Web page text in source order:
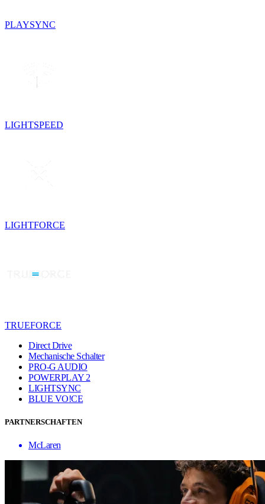
PLAYSYNC
LIGHTSPEED
LIGHTFORCE
TRUEFORCE
Direct Drive
Mechanische Schalter
PRO-G AUDIO
POWERPLAY 2
LIGHTSYNC
BLUE VO!CE
PARTNERSCHAFTEN
McLaren